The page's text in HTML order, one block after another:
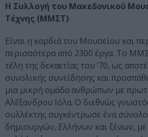
Η Συλλογή του Μακεδονικού
Τέχνης (ΜΜΣΤ)
Είναι η καρδιά του Μουσείου και
περισσότερα από 2300 έργα. Το
τέλη της δεκαετίας του ’70, ως
συνολικής συνείδησης και
μια μικρή ομάδα ανθρώπων με
Αλέξανδρου Ιόλα. Ο διεθνώς
συλλέκτης συγκέντρωσε ένα
δημιουργών, Ελλήνων και ξένων,